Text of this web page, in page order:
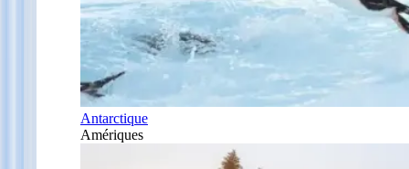
Antarctique
Amériques